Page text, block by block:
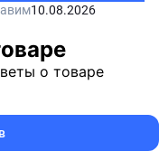
10.08.2026
о товаре